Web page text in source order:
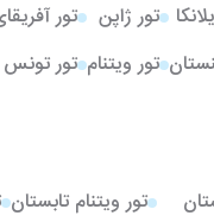
تور ژاپن
تور ویتنام
تور
تور تونس
تور ویتنام تابستان